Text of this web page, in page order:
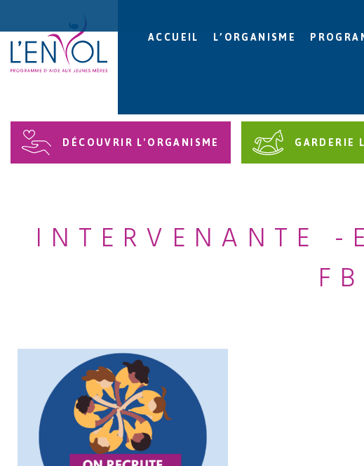
ACCUEIL L’ORGANISME
DÉCOUVRIR L'ORGANISME GARDERIE
INTERVENANTE -
FB